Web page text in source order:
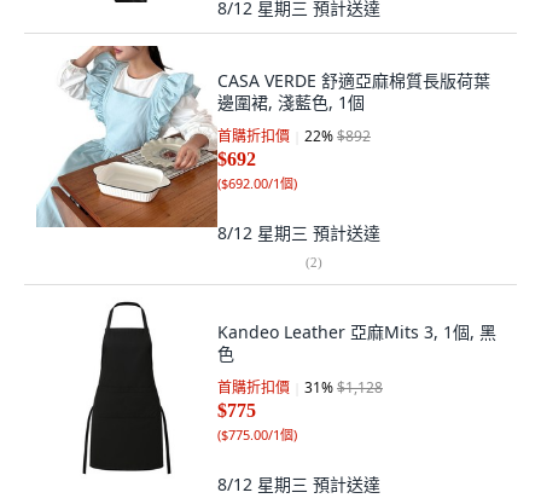
8/12 星期三 預計送達
CASA VERDE 舒適亞麻棉質長版荷葉
邊圍裙, 淺藍色, 1個
首購折扣價 22%$892
$692
($692.00/1個)
8/12 星期三 預計送達
(2)
Kandeo Leather 亞麻Mits 3, 1個, 黑
色
首購折扣價 31%$1,128
$775
($775.00/1個)
8/12 星期三 預計送達